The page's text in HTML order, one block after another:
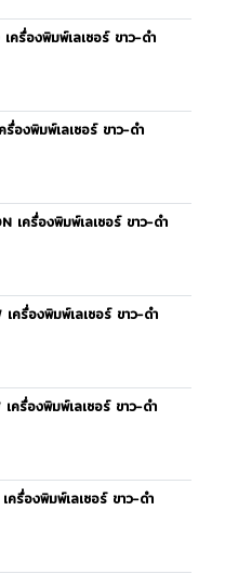
รื่องพิมพ์เลเซอร์ ขาว-ดำ
องพิมพ์เลเซอร์ ขาว-ดำ
เครื่องพิมพ์เลเซอร์ ขาว-ดำ
รื่องพิมพ์เลเซอร์ ขาว-ดำ
รื่องพิมพ์เลเซอร์ ขาว-ดำ
รื่องพิมพ์เลเซอร์ ขาว-ดำ